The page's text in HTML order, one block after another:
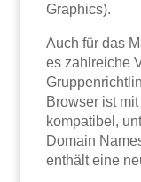
Graphics).
Auch für das
es zahlreiche
Browser ist
kompatibel,
Domain
enthält eine